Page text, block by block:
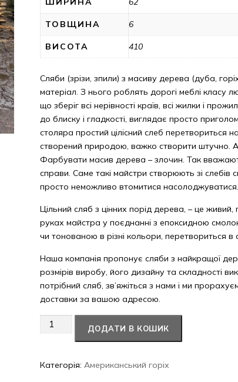
ТОВЩИНА 6
ВИСОТА 410
Сляби (зрізи, зпили) з масиву дерева (дуба,
матеріал. З нього роблять дорогі меблі класу
що зберіг всі нерівності країв, всі жилки і
до блиску і гладкості, виглядає просто
столяра простий цілісний слеб перетвориться на
створений природою, важко створити штучно.
Фарбувати масив дерева – злочин. Так
справи. Саме такі майстри створюють зі слебів
просто неможливо втомитися насолоджуватися.
Цільний сляб з цінних порід дерева, – це
руках майстра у поєднанні з епоксидною
чи тонованою в різні кольори, перетвориться в
Наша компанія пропонує сляби з найкращої
розмірів виробу, його дизайну та складності
потрібний сляб, зв’яжіться з нами і ми
доставки за вашою адресою.
Американський
кількість
ДОДАТИ В КОШИК
Категорія:Американський горіх